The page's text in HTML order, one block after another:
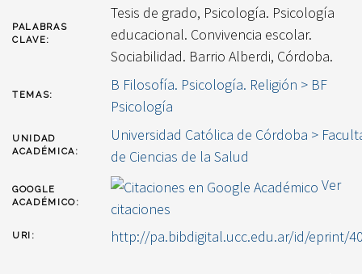
PALABRAS
CLAVE:
Tesis de grado, Psicología. Psicología
educacional. Convivencia escolar.
Sociabilidad. Barrio Alberdi, Córdoba.
TEMAS:
B Filosofía. Psicología. Religión > BF
Psicología
UNIDAD
ACADÉMICA:
Universidad Católica de Córdoba >
de Ciencias de la Salud
GOOGLE
ACADÉMICO:
Ver
citaciones
URI: http://pa.bibdigital.ucc.edu.ar/id/eprint/